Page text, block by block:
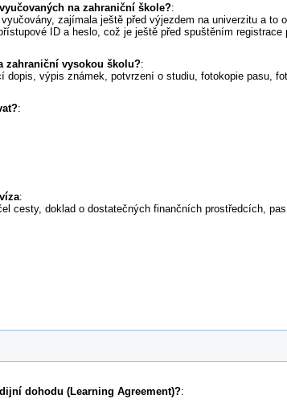
na zahraniční škole?:
zajímala ještě před výjezdem na univerzitu a
ID a heslo, což je ještě před spuštěním registrace
zahraniční vysokou školu?:
dopis, výpis známek, potvrzení o studiu, fotokopie pasu,
:
:
cesty, doklad o dostatečných finančních prostředcích, pas.
dohodu (Learning Agreement)?: